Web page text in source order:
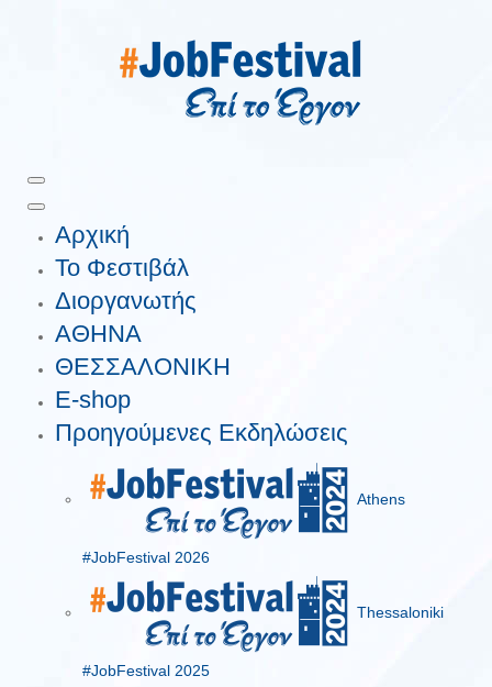
Αρχική
Το Φεστιβάλ
Διοργανωτής
ΑΘΗΝΑ
ΘΕΣΣΑΛΟΝΙΚΗ
E-shop
Προηγούμενες Εκδηλώσεις
Athens
#JobFestival 2026
Thessaloniki
#JobFestival 2025